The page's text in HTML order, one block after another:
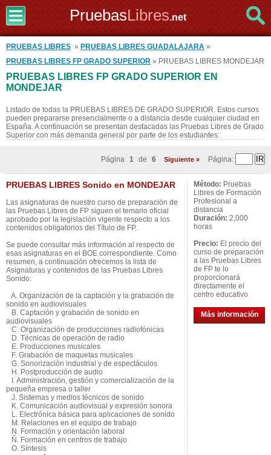
PruebasLibres.net
PRUEBAS LIBRES » PRUEBAS LIBRES GUADALAJARA »
PRUEBAS LIBRES FP GRADO SUPERIOR » PRUEBAS LIBRES MONDEJAR
PRUEBAS LIBRES FP GRADO SUPERIOR EN
MONDEJAR
Listado de todas la PRUEBAS LIBRES DE GRADO SUPERIOR. Estos cursos
pueden prepararse presencialmente o a distancia desde cualquier ciudad en
España. A continuación se presentan destacadas las Pruebas Libres de Grado
Superior con más demanda general por parte de los estudiantes:
Página 1 de 6 Siguiente » Página:
PRUEBAS LIBRES Sonido en MONDEJAR
Las asignaturas de nuestro curso de preparación de
las Pruebas Libres de FP siguen el temario oficial
aprobado por la legislación vigente respecto a los
contenidos obligatorios del Título de FP.
Se puede consultar más información al respecto de
esas asignaturas en el BOE correspondiente. Como
resumen, a continuación ofrecemos la lista de
Asignaturas y contenidos de las Pruebas Libres
Sonido:
A. Organización de la captación y la grabación de
sonido en audiovisuales
B. Captación y grabación de sonido en
audiovisuales
C. Organización de producciones radiofónicas
D. Técnicas de operación de radio
E. Producciones musicales
F. Grabación de maquetas musicales
G. Sonorización industrial y de espectáculos
H. Postproducción de audio
I. Administración, gestión y comercialización de la
pequeña empresa o taller
J. Sistemas y medios técnicos de sonido
K. Comunicación audiovisual y expresión sonora
L. Electrónica básica para aplicaciones de sonido
M. Relaciones en el equipo de trabajo
N. Formación y orientación laboral
Ñ. Formación en centros de trabajo
O. Síntesis
Método: Pruebas
Libres de Formación
Profesional a
distancia
Duración: 2,000
horas
Precio: El precio del
curso de preparación
a las Pruebas Libres
de FP te lo
proporcionará
directamente el
centro educativo
Más información